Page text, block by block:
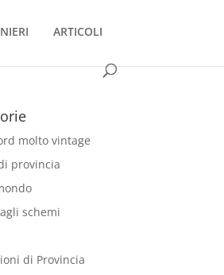
ARTICOLI
molto vintage
provincia
schemi
di Provincia